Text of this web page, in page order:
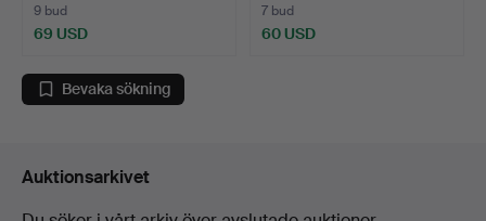
9 bud
69 USD
7 bud
60 USD
Bevaka sökning
Auktionsarkivet